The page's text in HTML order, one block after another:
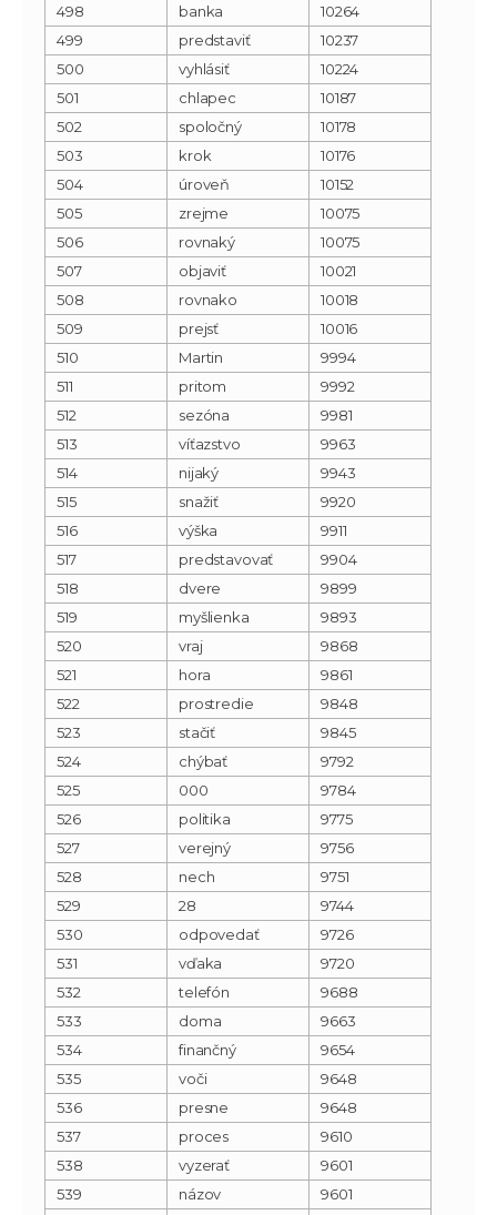
498
banka
10264
499
predstaviť
10237
500
vyhlásiť
10224
501
chlapec
10187
502
spoločný
10178
503
krok
10176
504
úroveň
10152
505
zrejme
10075
506
rovnaký
10075
507
objaviť
10021
508
rovnako
10018
509
prejsť
10016
510
Martin
9994
511
pritom
9992
512
sezóna
9981
513
víťazstvo
9963
514
nijaký
9943
515
snažiť
9920
516
výška
9911
517
predstavovať
9904
518
dvere
9899
519
myšlienka
9893
520
vraj
9868
521
hora
9861
522
prostredie
9848
523
stačiť
9845
524
chýbať
9792
525
000
9784
526
politika
9775
527
verejný
9756
528
nech
9751
529
28
9744
530
odpovedať
9726
531
vďaka
9720
532
telefón
9688
533
doma
9663
534
finančný
9654
535
voči
9648
536
presne
9648
537
proces
9610
538
vyzerať
9601
539
názov
9601